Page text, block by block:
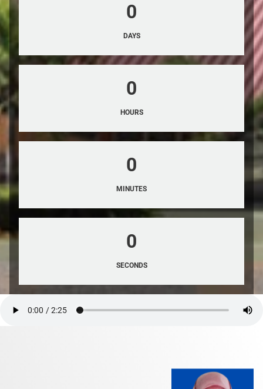
0
DAYS
0
HOURS
0
MINUTES
0
SECONDS